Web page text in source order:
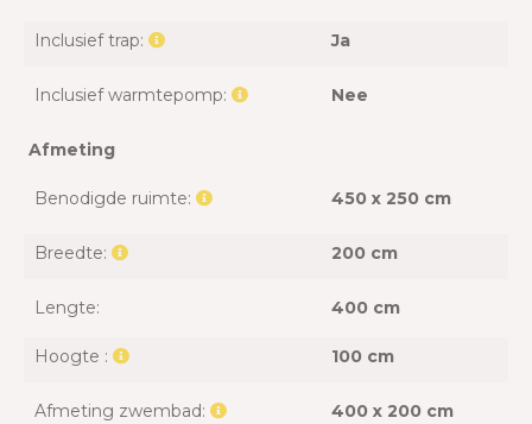
Inclusief trap: Ja
Inclusief warmtepomp: Nee
Afmeting
Benodigde ruimte: 450 x 250 cm
Breedte: 200 cm
Lengte: 400 cm
Hoogte : 100 cm
Afmeting zwembad: 400 x 200 cm